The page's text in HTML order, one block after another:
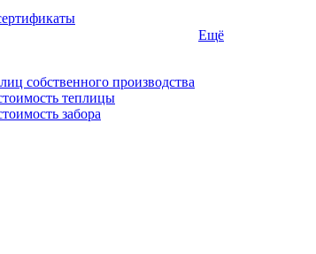
собственного производства
теплицы
забора
Ещё